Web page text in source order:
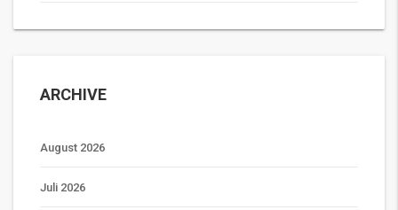
ARCHIVE
August 2026
Juli 2026